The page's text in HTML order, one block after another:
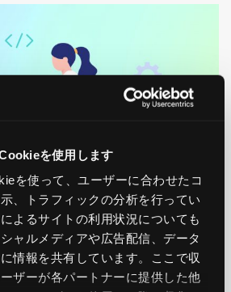
を使用します
を使って、ユーザーに合わせたコ
、トラフィックの分析を行ってい
よるサイトの利用状況についても
ャルメディアや広告配信、データ
情報を共有しています。ここで収
ザーが各パートナーに提供した他
スの操作を学ぼう